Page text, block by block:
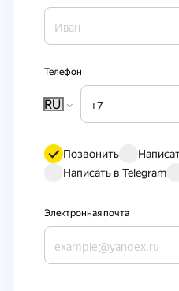
Телефон
RU
Позвонить
Написать в Telegram
Электронная почта